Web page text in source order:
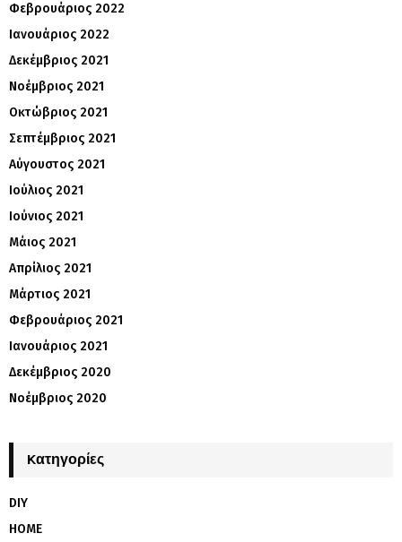
Φεβρουάριος 2022
Ιανουάριος 2022
Δεκέμβριος 2021
Νοέμβριος 2021
Οκτώβριος 2021
Σεπτέμβριος 2021
Αύγουστος 2021
Ιούλιος 2021
Ιούνιος 2021
Μάιος 2021
Απρίλιος 2021
Μάρτιος 2021
Φεβρουάριος 2021
Ιανουάριος 2021
Δεκέμβριος 2020
Νοέμβριος 2020
Kατηγορίες
DIY
HOME